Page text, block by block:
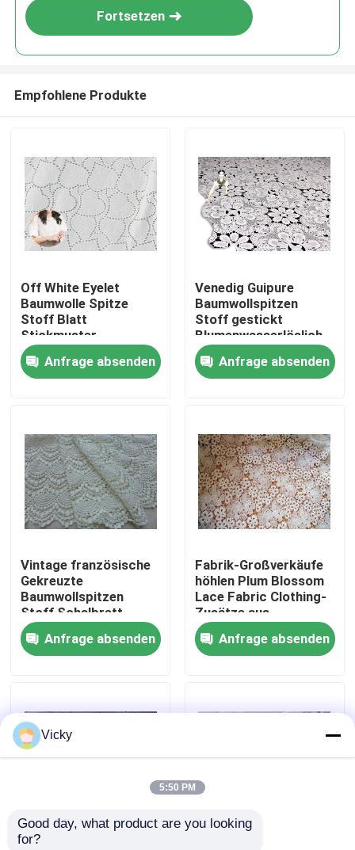
Produkte
Über uns
Qualitätskontrolle
Treten Sie mit uns in Verbindung
Exhibition Information
gesticktes Spitzegewebe
gestickte Spitzeordnung
Fortsetzen
Empfohlene Produkte
Off White Eyelet
Baumwolle Spitze
Stoff Blatt
Stickmuster
Anfrage absenden
Venedig Guipure
Baumwollspitzen
Stoff gestickt
Blumenwasserlöslich
Anfrage absenden
Vintage französische
Gekreuzte
Baumwollspitzen
Stoff Schalbrett
Anfrage absenden
Fabrik-Großverkäufe
höhlen Plum Blossom
Lace Fabric Clothing-
Zusätze aus
Anfrage absenden
Chemisches Weinlese-
Vicky
5:50 PM
Good day, what product are you looking
for?